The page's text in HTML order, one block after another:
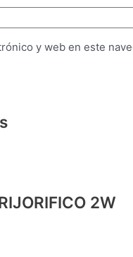
y web en este
2W